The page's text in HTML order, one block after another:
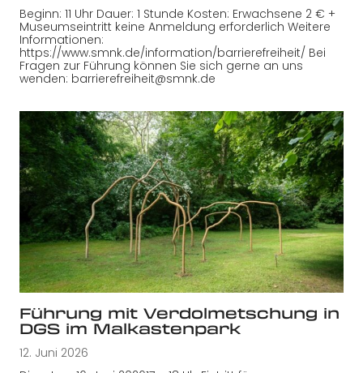
Beginn: 11 Uhr Dauer: 1 Stunde Kosten: Erwachsene 2 € +
Museumseintritt keine Anmeldung erforderlich Weitere
Informationen:
https://www.smnk.de/information/barrierefreiheit/ Bei
Fragen zur Führung können Sie sich gerne an uns
wenden: barrierefreiheit@smnk.de
Führung mit Verdolmetschung in
DGS im Malkastenpark
12. Juni 2026